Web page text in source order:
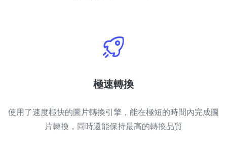
極速轉換
使用了速度極快的圖片轉換引擎，能在極短的時間內完成圖
片轉換，同時還能保持最高的轉換品質